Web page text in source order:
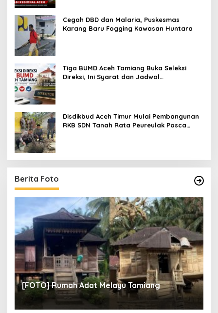
Cegah DBD dan Malaria, Puskesmas
Karang Baru Fogging Kawasan Huntara
Tiga BUMD Aceh Tamiang Buka Seleksi
Direksi, Ini Syarat dan Jadwal
Disdikbud Aceh Timur Mulai Pembangunan
RKB SDN Tanah Rata Peureulak Pasca
Berita Foto
[FOTO] Rumah Adat Melayu Tamiang